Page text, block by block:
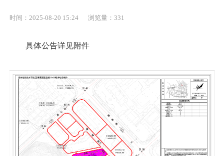
时间：2025-08-20 15:24 浏览量： 331
具体公告详见附件